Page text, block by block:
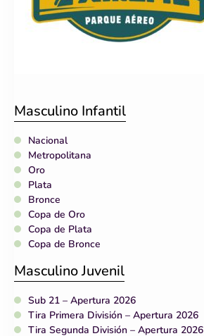
Masculino Infantil
Nacional
Metropolitana
Oro
Plata
Bronce
Copa de Oro
Copa de Plata
Copa de Bronce
Masculino Juvenil
Sub 21 – Apertura 2026
Tira Primera División – Apertura 2026
Tira Segunda División – Apertura 2026